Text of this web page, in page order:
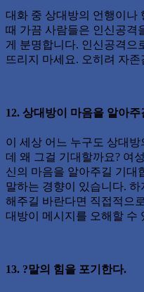
대화 중 상대방의 언행이나
때 가끔 사람들은 인신공격
게 분명합니다. 인신공격으
뜨리지 마세요. 오히려 자
12. 상대방이 마음을 알아
이 세상 어느 누구도 상대
데 왜 그걸 기대할까요? 여
신의 마음을 알아주길 기대
말하는 경향이 있습니다.
해주길 바란다면 직접적으
대방이 메시지를 오해할 수
13. ?말의 힘을 포기한다.